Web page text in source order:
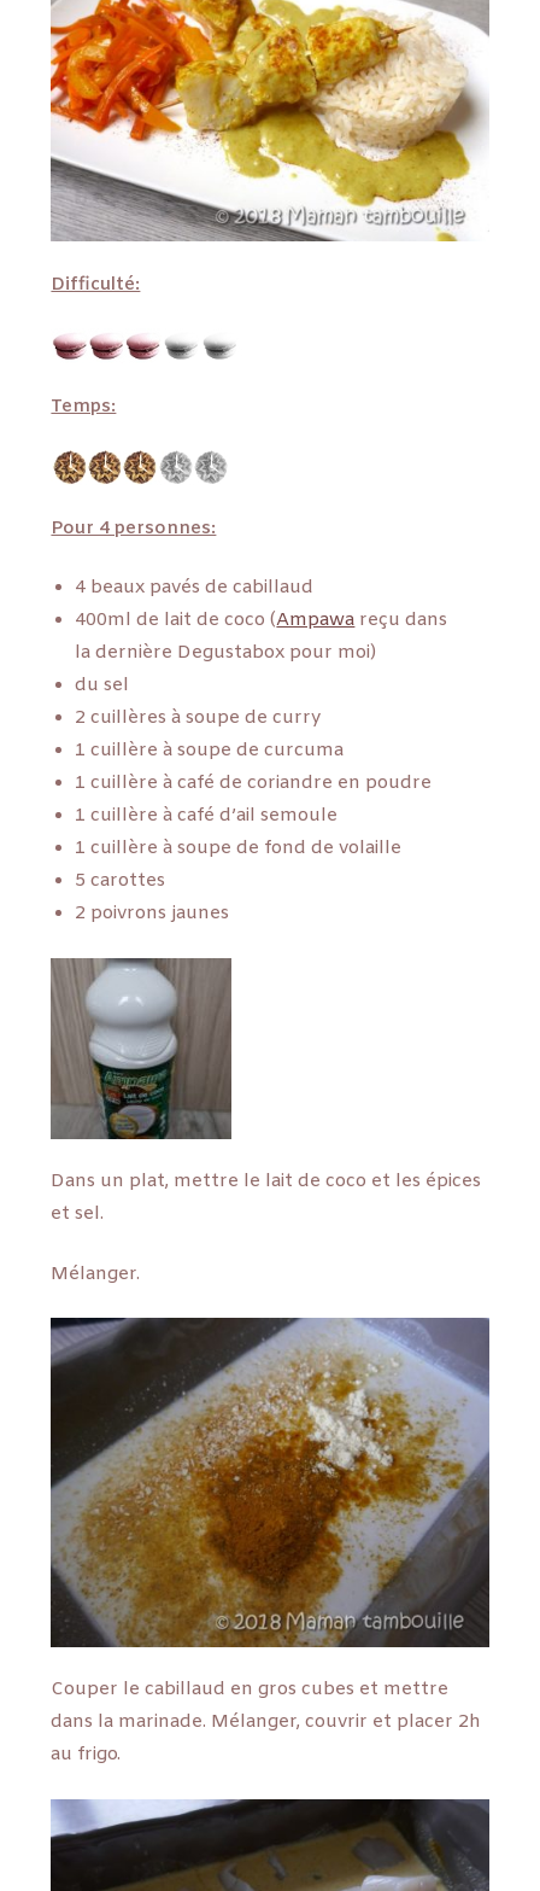
Difficulté:
Temps:
Pour 4 personnes:
4 beaux pavés de cabillaud
400ml de lait de coco (Ampawareçu dans
la dernière Degustabox pour moi)
du sel
2 cuillères à soupe de curry
1 cuillère à soupe de curcuma
1 cuillère à café de coriandre en poudre
1 cuillère à café d’ail semoule
1 cuillère à soupe de fond de volaille
5 carottes
2 poivrons jaunes
Dans un plat, mettre le lait de coco et les épices
et sel.
Mélanger.
Couper le cabillaud en gros cubes et mettre
dans la marinade. Mélanger, couvrir et placer 2h
au frigo.